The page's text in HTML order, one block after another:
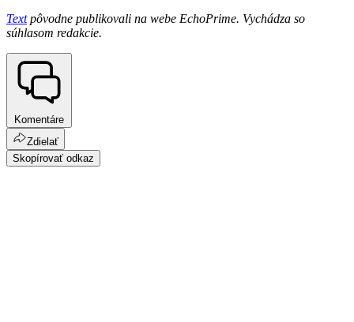
Textpôvodne publikovali na webe EchoPrime. Vychádza so
súhlasom redakcie.
Komentáre
Zdielať
Skopírovať odkaz